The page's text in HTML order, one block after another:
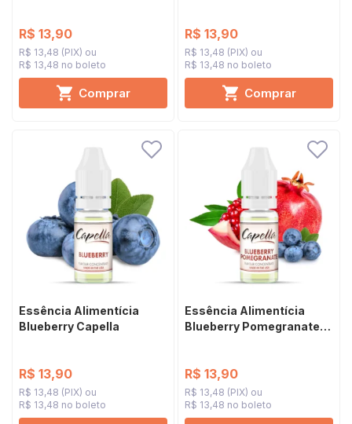
R$ 13,90
R$ 13,48 (PIX)
R$ 13,48 no boleto
Comprar
R$ 13,90
R$ 13,48 (PIX)
R$ 13,48 no boleto
Comprar
Essência Alimentícia
Blueberry Capella
R$ 13,90
R$ 13,48 (PIX)
R$ 13,48 no boleto
Essência Alimentícia
Blueberry Pomegranate
R$ 13,90
R$ 13,48 (PIX)
R$ 13,48 no boleto